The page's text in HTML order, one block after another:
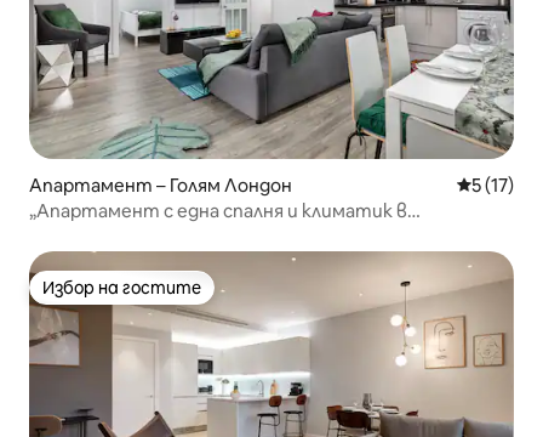
Апартамент – Голям Лондон Средна
5 (17)
„Апартамент с една спалня и климатик в
Избор на гостите
Избор на гостите